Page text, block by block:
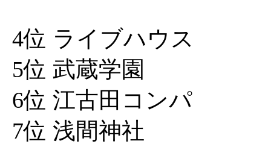
4位 ライブハウス
5位 武蔵学園
6位 江古田コンパ
7位 浅間神社